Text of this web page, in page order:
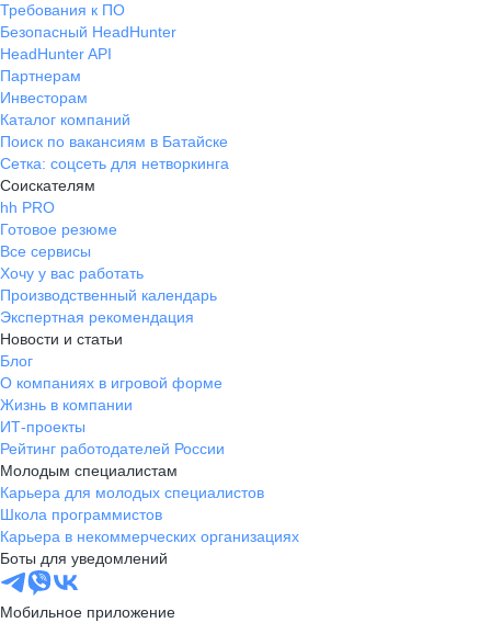
Требования к ПО
Безопасный HeadHunter
HeadHunter API
Партнерам
Инвесторам
Каталог компаний
Поиск по вакансиям в Батайске
Сетка: соцсеть для нетворкинга
Соискателям
hh PRO
Готовое резюме
Все сервисы
Хочу у вас работать
Производственный календарь
Экспертная рекомендация
Новости и статьи
Блог
О компаниях в игровой форме
Жизнь в компании
ИТ-проекты
Рейтинг работодателей России
Молодым специалистам
Карьера для молодых специалистов
Школа программистов
Карьера в некоммерческих организациях
Боты для уведомлений
Мобильное приложение